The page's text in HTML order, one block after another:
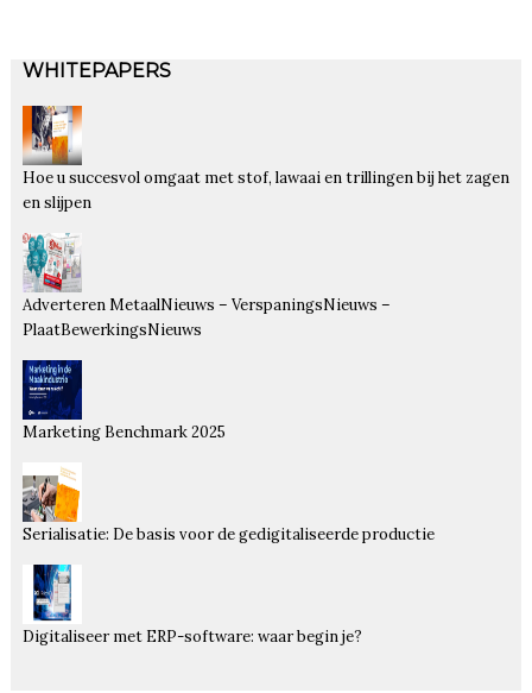
WHITEPAPERS
Hoe u succesvol omgaat met stof, lawaai en trillingen bij het zagen
en slijpen
Adverteren MetaalNieuws – VerspaningsNieuws –
PlaatBewerkingsNieuws
Marketing Benchmark 2025
Serialisatie: De basis voor de gedigitaliseerde productie
Digitaliseer met ERP-software: waar begin je?